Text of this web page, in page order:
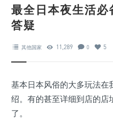
最全日本夜生活
答疑
其他国家 11,289 0 5
基本日本风俗的大多玩法在
绍。有的甚至详细到店的店
了。